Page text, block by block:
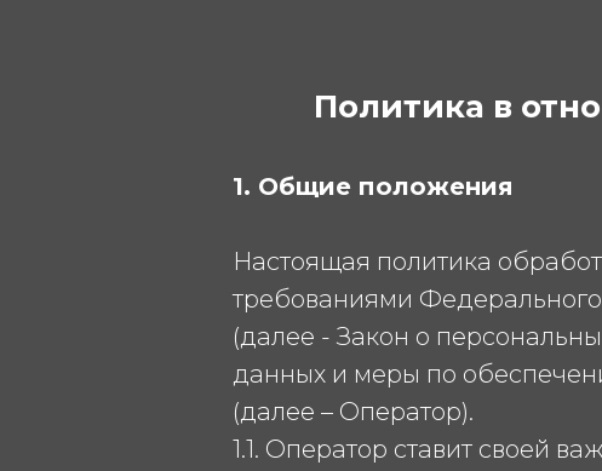
Политика в
1. Общие положения
Настоящая политика
требованиями
(далее - Закон о
данных и меры по
(далее – Оператор).
1.1. Оператор ставит своей